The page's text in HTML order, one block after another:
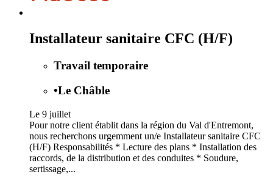
Installateur sanitaire CFC (H/F)
Travail temporaire
•Le Châble
Le 9 juillet
Pour notre client établit dans la région du Val d'Entremont,
nous recherchons urgemment un/e Installateur sanitaire CFC
(H/F) Responsabilités * Lecture des plans * Installation des
raccords, de la distribution et des conduites * Soudure,
sertissage,...